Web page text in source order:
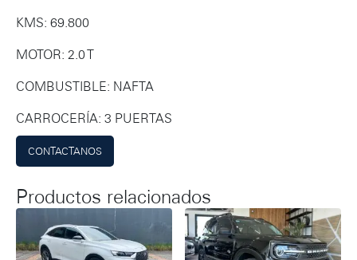
KMS: 69.800
MOTOR: 2.0 T
COMBUSTIBLE: NAFTA
CARROCERÍA: 3 PUERTAS
CONTACTANOS
Productos relacionados